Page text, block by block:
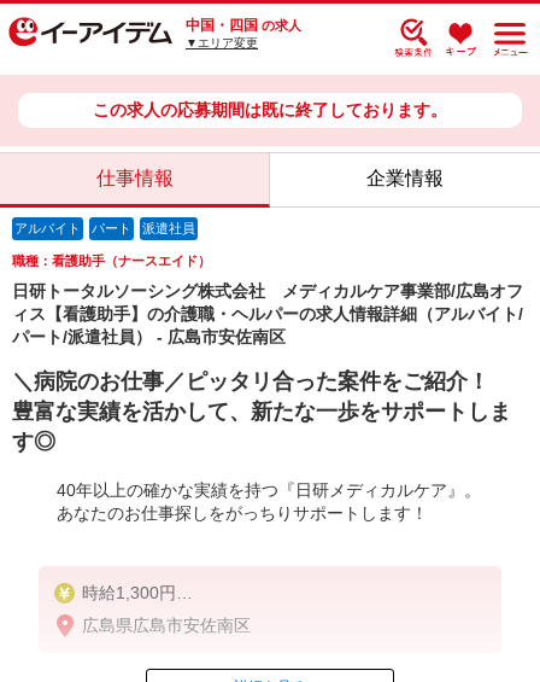
中国・四国 の求人
▼エリア変更
この求人の応募期間は既に終了しております。
仕事情報 企業情報
アルバイト パート 派遣社員
職種：看護助手（ナースエイド）
日研トータルソーシング株式会社 メディカルケア事業部/広島オフ
ィス【看護助手】の介護職・ヘルパーの求人情報詳細（アルバイト/
パート/派遣社員） - 広島市安佐南区
＼病院のお仕事／ピッタリ合った案件をご紹介！
豊富な実績を活かして、新たな一歩をサポートしま
す◎
40年以上の確かな実績を持つ『日研メディカルケア』。
あなたのお仕事探しをがっちりサポートします！
時給1,300円
★週払いOK（規定あり）
広島県広島市安佐南区